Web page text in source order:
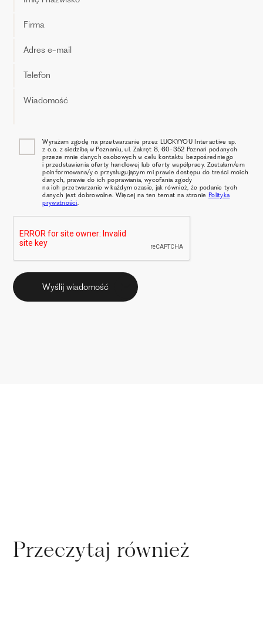
Wyrażam zgodę na przetwarzanie przez LUCKYYOU Interactive sp.
z o.o. z siedzibą w Poznaniu, ul. Zakręt 8, 60-352 Poznań podanych
przeze mnie danych osobowych w celu kontaktu bezpośredniego
i przedstawienia oferty handlowej lub oferty współpracy. Zostałam/em
poinformowana/y o przysługującym mi prawie dostępu do treści moich
danych, prawie do ich poprawiania, wycofania zgody
na ich przetwarzanie w każdym czasie, jak również, że podanie tych
danych jest dobrowolne. Więcej na ten temat na stronie Polityka
prywatności.
Przeczytaj również